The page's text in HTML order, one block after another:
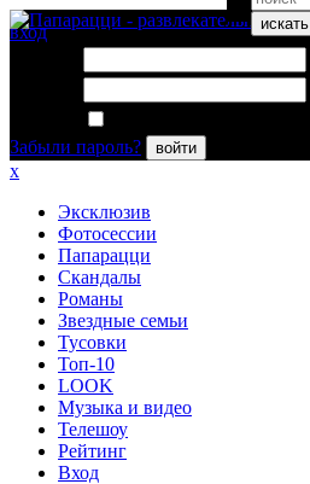
искать
вход
Забыли пароль?
войти
x
Эксклюзив
Фотосессии
Папарацци
Скандалы
Романы
Звездные семьи
Тусовки
Топ-10
LOOK
Музыка и видео
Телешоу
Рейтинг
Вход